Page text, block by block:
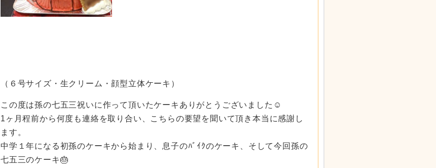
（６号サイズ・生クリーム・顔型立体ケーキ）
この度は孫の七五三祝いに作って頂いたケーキありがとうございました☺
1ヶ月程前から何度も連絡を取り合い、こちらの要望を聞いて頂き本当に感謝し
ます。
中学１年になる初孫のケーキから始まり、息子のﾊﾞｲｸのケーキ、そして今回孫の
七五三のケーキ🎂